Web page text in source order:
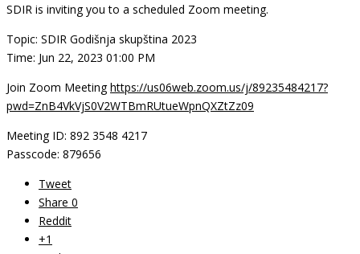
SDIR is inviting you to a scheduled Zoom meeting.
Topic: SDIR Godišnja skupština 2023
Time: Jun 22, 2023 01:00 PM
Join Zoom Meetinghttps://us06web.zoom.us/j/89235484217?
pwd=ZnB4VkVjS0V2WTBmRUtueWpnQXZtZz09
Meeting ID: 892 3548 4217
Passcode: 879656
Tweet
Share 0
Reddit
+1